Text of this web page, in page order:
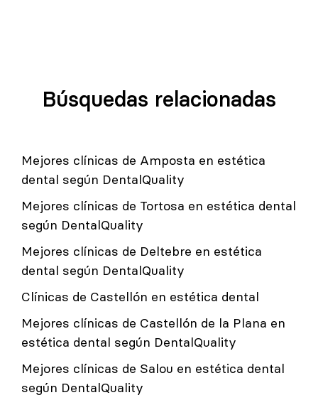
Búsquedas relacionadas
Mejores clínicas de Amposta en estética
dental según DentalQuality
Mejores clínicas de Tortosa en estética dental
según DentalQuality
Mejores clínicas de Deltebre en estética
dental según DentalQuality
Clínicas de Castellón en estética dental
Mejores clínicas de Castellón de la Plana en
estética dental según DentalQuality
Mejores clínicas de Salou en estética dental
según DentalQuality